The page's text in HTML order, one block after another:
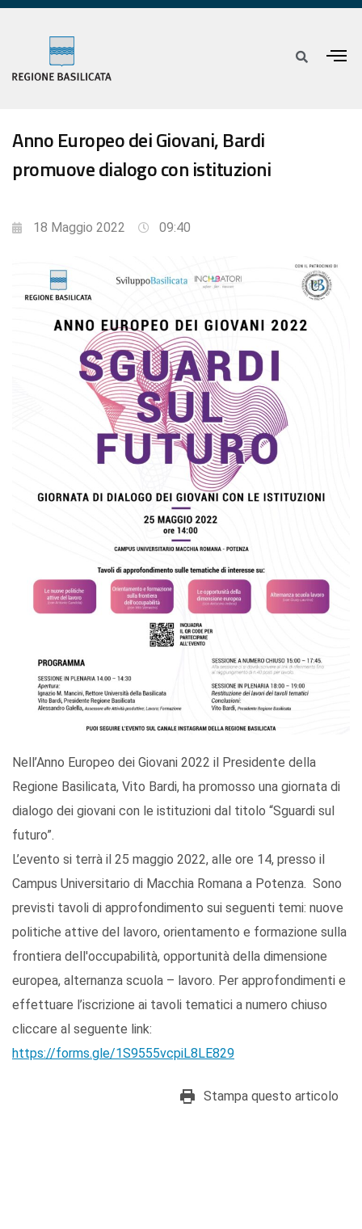
Anno Europeo dei Giovani, Bardi
promuove dialogo con istituzioni
18 Maggio 2022 09:40
Nell’Anno Europeo dei Giovani 2022 il Presidente della
Regione Basilicata, Vito Bardi, ha promosso una giornata di
dialogo dei giovani con le istituzioni dal titolo “Sguardi sul
futuro”.
L’evento si terrà il 25 maggio 2022, alle ore 14, presso il
Campus Universitario di Macchia Romana a Potenza. Sono
previsti tavoli di approfondimento sui seguenti temi: nuove
politiche attive del lavoro, orientamento e formazione sulla
frontiera dell'occupabilità, opportunità della dimensione
europea, alternanza scuola – lavoro. Per approfondimenti e
effettuare l’iscrizione ai tavoli tematici a numero chiuso
cliccare al seguente link:
https://forms.gle/1S9555vcpiL8LE829
Stampa questo articolo